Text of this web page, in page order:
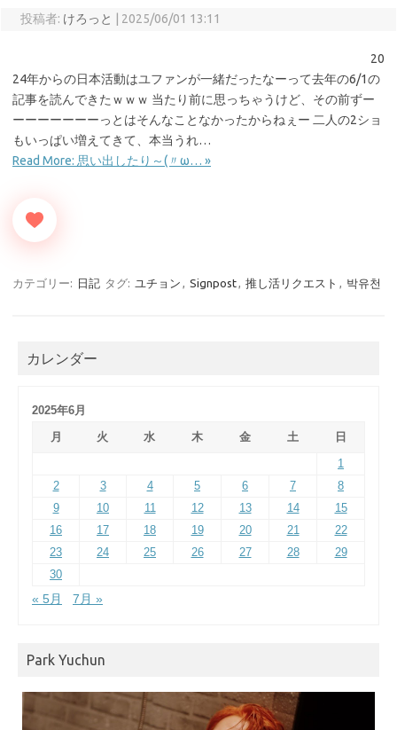
投稿者: けろっと 2025/06/01 13:11
20
24年からの日本活動はユファンが一緒だったなーって去年の6/1の
記事を読んできたｗｗｗ 当たり前に思っちゃうけど、その前ずー
ーーーーーーーっとはそんなことなかったからねぇー 二人の2ショ
もいっぱい増えてきて、本当うれ…
Read More: 思い出したり～(〃ω… »
カテゴリー: 日記 タグ: ユチョン , Signpost, 推し活リクエスト , 박유천
カレンダー
2025年6月
月
火 水 木 金 土
日
1
2
3 4 5 6 7
8
9
10 11 12 13 14
15
16
17 18 19 20 21
22
23
24 25 26 27 28
29
30
« 5月
7月 »
Park Yuchun